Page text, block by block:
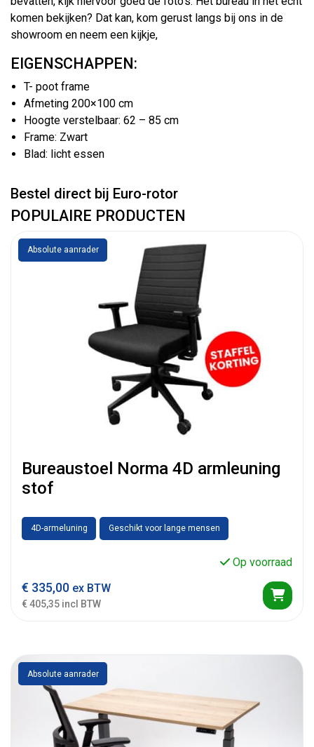
komen bekijken? Dat kan, kom gerust langs bij ons in de
showroom en neem een kijkje,
EIGENSCHAPPEN:
T- poot frame
Afmeting 200×100 cm
Hoogte verstelbaar: 62 – 85 cm
Frame: Zwart
Blad: licht essen
Bestel direct bij Euro-rotor
POPULAIRE PRODUCTEN
Absolute aanrader
Bureaustoel Norma 4D armleuning
stof
4D-armeluning Geschikt voor lange mensen
Op voorraad
€ 335,00 ex BTW
€ 405,35 incl BTW
Absolute aanrader